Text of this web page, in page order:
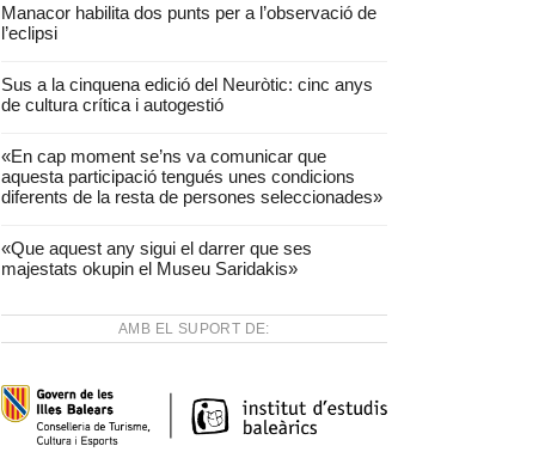
Manacor habilita dos punts per a l’observació de
l’eclipsi
Sus a la cinquena edició del Neuròtic: cinc anys
de cultura crítica i autogestió
«En cap moment se’ns va comunicar que
aquesta participació tengués unes condicions
diferents de la resta de persones seleccionades»
«Que aquest any sigui el darrer que ses
majestats okupin el Museu Saridakis»
AMB EL SUPORT DE: